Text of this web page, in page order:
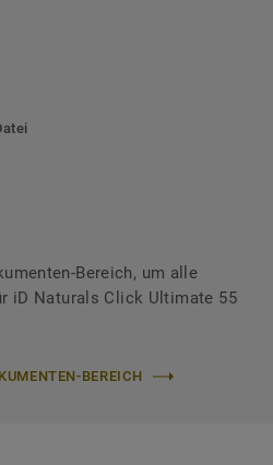
Bereich, um alle
iD Naturals Click Ultimate 55
BEREICH